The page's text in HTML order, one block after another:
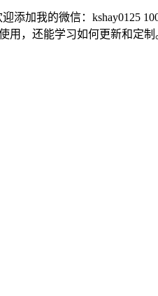
添加我的微信：kshay0125
用，还能学习如何更新和定制